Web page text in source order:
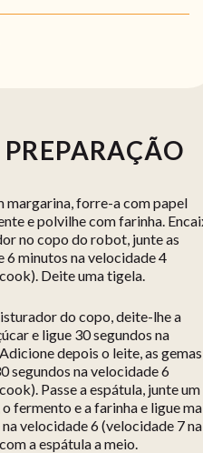
margarina, forre-a com papel
e polvilhe com farinha.
no copo do robot, junte as
6 minutos na velocidade 4
Deite uma tigela.
do copo, deite-lhe a
e ligue 30 segundos na
depois o leite, as
segundos na velocidade 6
Passe a espátula, junte um
fermento e a farinha e ligue
velocidade 6 (velocidade 7 na
a espátula a meio.